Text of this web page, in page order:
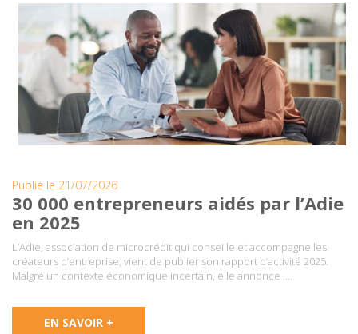
Publié le 21/07/2026
30 000 entrepreneurs aidés par l’Adie
en 2025
L’Adie, association de microcrédit qui conseille et accompagne les
créateurs d’entreprise, vient de publier son rapport d’activité 2025.
Malgré un contexte économique incertain, elle annonce ….
EN SAVOIR +